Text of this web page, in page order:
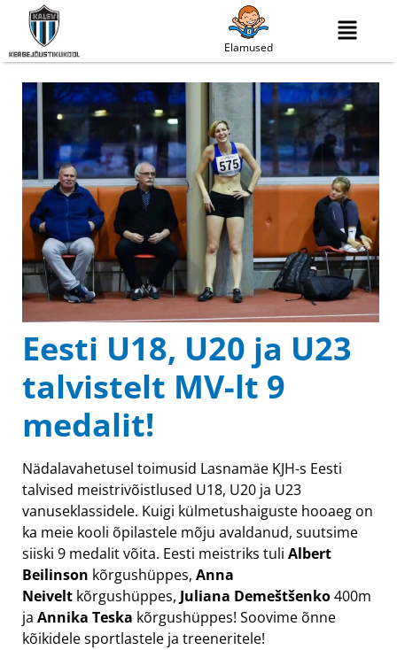
Elamused
Eesti U18, U20 ja U23
talvistelt MV-lt 9
medalit!
Nädalavahetusel toimusid Lasnamäe KJH-s Eesti
talvised meistrivõistlused U18, U20 ja U23
vanuseklassidele. Kuigi külmetushaiguste hooaeg on
ka meie kooli õpilastele mõju avaldanud, suutsime
siiski 9 medalit võita. Eesti meistriks tuli Albert
Beilinson kõrgushüppes, Anna
Neivelt kõrgushüppes, Juliana Demeštšenko400m
ja Annika Teska kõrgushüppes! Soovime õnne
kõikidele sportlastele ja treeneritele!